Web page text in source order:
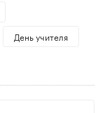
День учителя